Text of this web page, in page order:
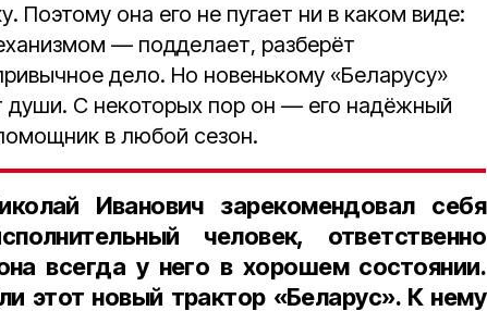
Поэтому она его не пугает ни в каком виде:
— подделает, разберёт
дело. Но новенькому «Беларусу»
души. С некоторых пор он — его надёжный
в любой сезон.
Иванович зарекомендовал себя
человек, ответственно
всегда у него в хорошем состоянии.
этот новый трактор «Беларус». К нему